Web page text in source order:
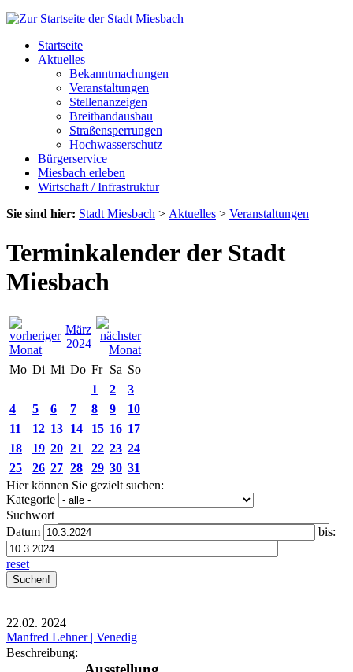
Startseite
Aktuelles
Bekanntmachungen
Veranstaltungen
Stellenanzeigen
Breitbandausbau
Straßensperrungen
Hochwasserschutz
Bürgerservice
Miesbach erleben
Wirtschaft / Infrastruktur
Sie sind hier: Stadt Miesbach > Aktuelles > Veranstaltungen
Terminkalender der Stadt
Miesbach
März
2024
Mo Di Mi Do Fr Sa So
1
2
3
4
5 6 7 8 9
10
11
12 13 14 15 16 17
18
19 20 21 22 23 24
25
26 27 28 29 30 31
Hier können Sie gezielt suchen:
Kategorie
Suchwort
Datum
bis:
reset
22.02. 2024
Manfred Lehner | Venedig
Beschreibung: